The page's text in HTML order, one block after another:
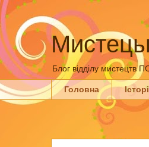
Блог відділу мистецтв
Головна